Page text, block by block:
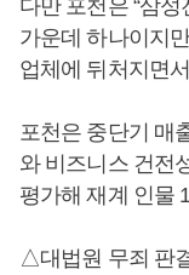
다만 포천은 “삼
가운데 하나이지
업체에 뒤처지면
포천은 중단기 매
와 비즈니스 건전
평가해 재계 인물
△대법원 무죄 판